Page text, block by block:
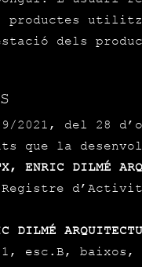
dels
2021, del 28
que la
ENRIC DILMÉ
DILMÉ
esc.B, baixos,